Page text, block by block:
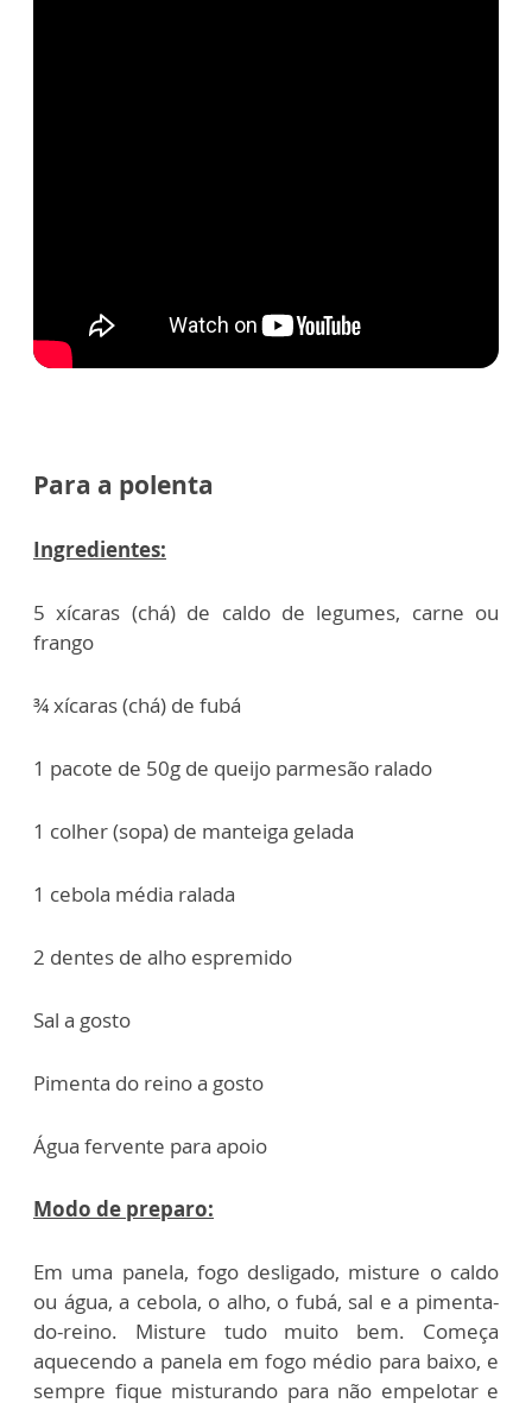
Para a polenta
Ingredientes:
5 xícaras (chá) de caldo de legumes, carne ou
frango
¾ xícaras (chá) de fubá
1 pacote de 50g de queijo parmesão ralado
1 colher (sopa) de manteiga gelada
1 cebola média ralada
2 dentes de alho espremido
Sal a gosto
Pimenta do reino a gosto
Água fervente para apoio
Modo de preparo:
Em uma panela, fogo desligado, misture o caldo
ou água, a cebola, o alho, o fubá, sal e a pimenta-
do-reino. Misture tudo muito bem. Começa
aquecendo a panela em fogo médio para baixo, e
sempre fique misturando para não empelotar e